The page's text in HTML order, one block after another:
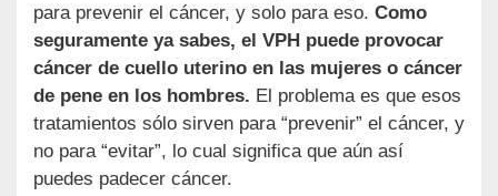
para prevenir el cáncer, y solo para eso. Como
seguramente ya sabes, el VPH puede provocar
cáncer de cuello uterino en las mujeres o cáncer
de pene en los hombres. El problema es que esos
tratamientos sólo sirven para “prevenir” el cáncer, y
no para “evitar”, lo cual significa que aún así
puedes padecer cáncer.